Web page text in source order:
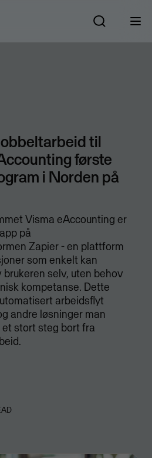
til
første
i Norden på
Visma eAccounting er
på
Zapier - en plattform
som enkelt kan
selv, uten behov
kompetanse. Dette
arbeidsflyt
andre løsninger man
stort steg bort fra